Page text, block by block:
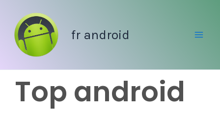
contenu
fr android
Top android